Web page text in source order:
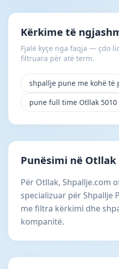
Kërkime të
Fjalë kyçe nga faqja — çdo
filtruara për atë term.
shpallje pune me kohë të
pune full time Otllak 5010
Punësimi në Otllak
Për Otllak, Shpallje.com
specializuar për Shpallje
me filtra kërkimi dhe
kompanitë.